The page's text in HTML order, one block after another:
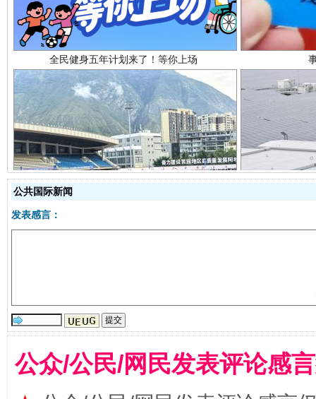
阿坝州三大球赛在茂县开幕 规模
国家大学科技园优化重塑工作
公共国际新闻
发表感言：
公众/公民/网民发表评论感